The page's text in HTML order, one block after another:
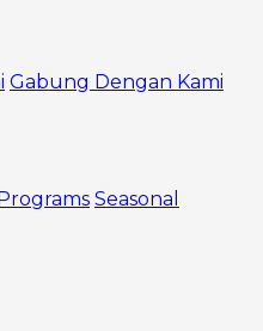
Gabung Dengan Kami
Seasonal